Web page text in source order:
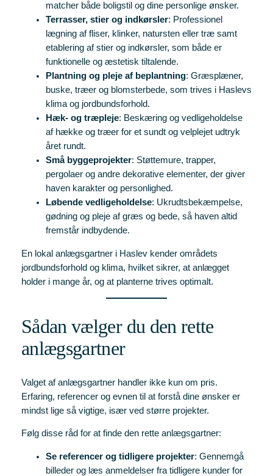
matcher både boligstil og dine personlige ønsker.
Terrasser, stier og indkørsler: Professionel
lægning af fliser, klinker, natursten eller træ samt
etablering af stier og indkørsler, som både er
funktionelle og æstetisk tiltalende.
Plantning og pleje af beplantning: Græsplæner,
buske, træer og blomsterbede, som trives i Haslevs
klima og jordbundsforhold.
Hæk- og træpleje: Beskæring og vedligeholdelse
af hække og træer for et sundt og velplejet udtryk
året rundt.
Små byggeprojekter: Støttemure, trapper,
pergolaer og andre dekorative elementer, der giver
haven karakter og personlighed.
Løbende vedligeholdelse: Ukrudtsbekæmpelse,
gødning og pleje af græs og bede, så haven altid
fremstår indbydende.
En lokal anlægsgartner i Haslev kender områdets
jordbundsforhold og klima, hvilket sikrer, at anlægget
holder i mange år, og at planterne trives optimalt.
Sådan vælger du den rette
anlægsgartner
Valget af anlægsgartner handler ikke kun om pris.
Erfaring, referencer og evnen til at forstå dine ønsker er
mindst lige så vigtige, især ved større projekter.
Følg disse råd for at finde den rette anlægsgartner:
Se referencer og tidligere projekter: Gennemgå
billeder og læs anmeldelser fra tidligere kunder for